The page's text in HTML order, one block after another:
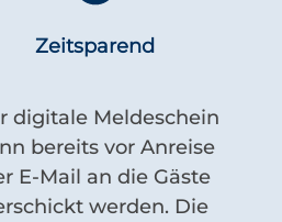
Zeitsparend
digitale Meldeschein
bereits vor Anreise
E-Mail an die Gäste
werden. Die